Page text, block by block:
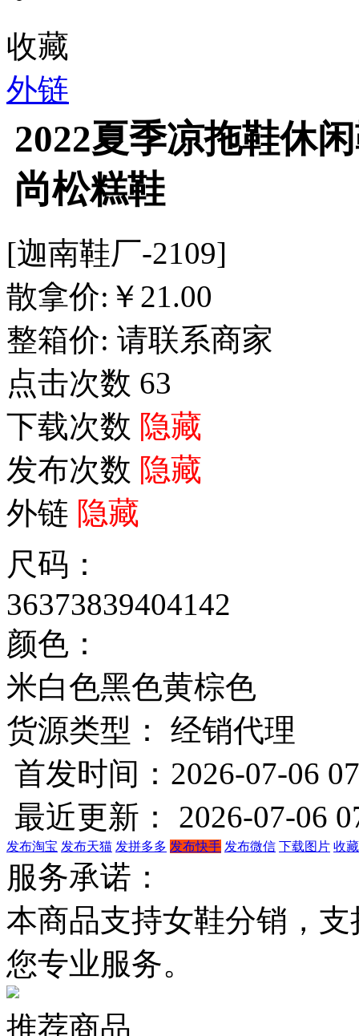
收藏
外链
2022夏季凉拖鞋休
尚松糕鞋
[迦南鞋厂-2109]
散拿价: ￥ 21.00
整箱价: 请联系商家
点击次数 63
下载次数 隐藏
发布次数 隐藏
外链 隐藏
尺码：
36373839404142
颜色：
米白色黑色黄棕色
货源类型： 经销代理
首发时间：2026-07-06
最近更新： 2026-07-06
发布淘宝 发布天猫 发拼多多 发布快手 发布微信 下载图片 收
服务承诺：
本商品支持女鞋分销，
您专业服务。
推荐商品